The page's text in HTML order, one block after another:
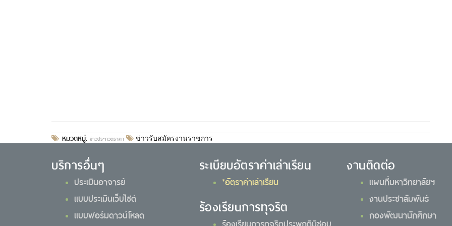
หมวดหมู่: ข่าวประกวดราคา ข่าวรับสมัครงานราชการ
บริการอื่นๆ
ประเมินอาจารย์
แบบประเมินเว็บไซต์
แบบฟอร์มดาวน์โหลด
ระเบียบอัตราค่าเล่าเรียน
*อัตราค่าเล่าเรียน
ร้องเรียนการทุจริต
ร้องเรียนการทุจริตประพฤติมิชอบ
งานติดต่อ
แผนที่มหาวิทยาลัยฯ
งานประชาสัมพันธ์
กองพัฒนานักศึกษา